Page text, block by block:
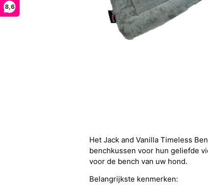
8,6
Het Jack and Vanilla Timeless
benchkussen voor hun geliefde
voor de bench van uw hond.
Belangrijkste kenmerken: